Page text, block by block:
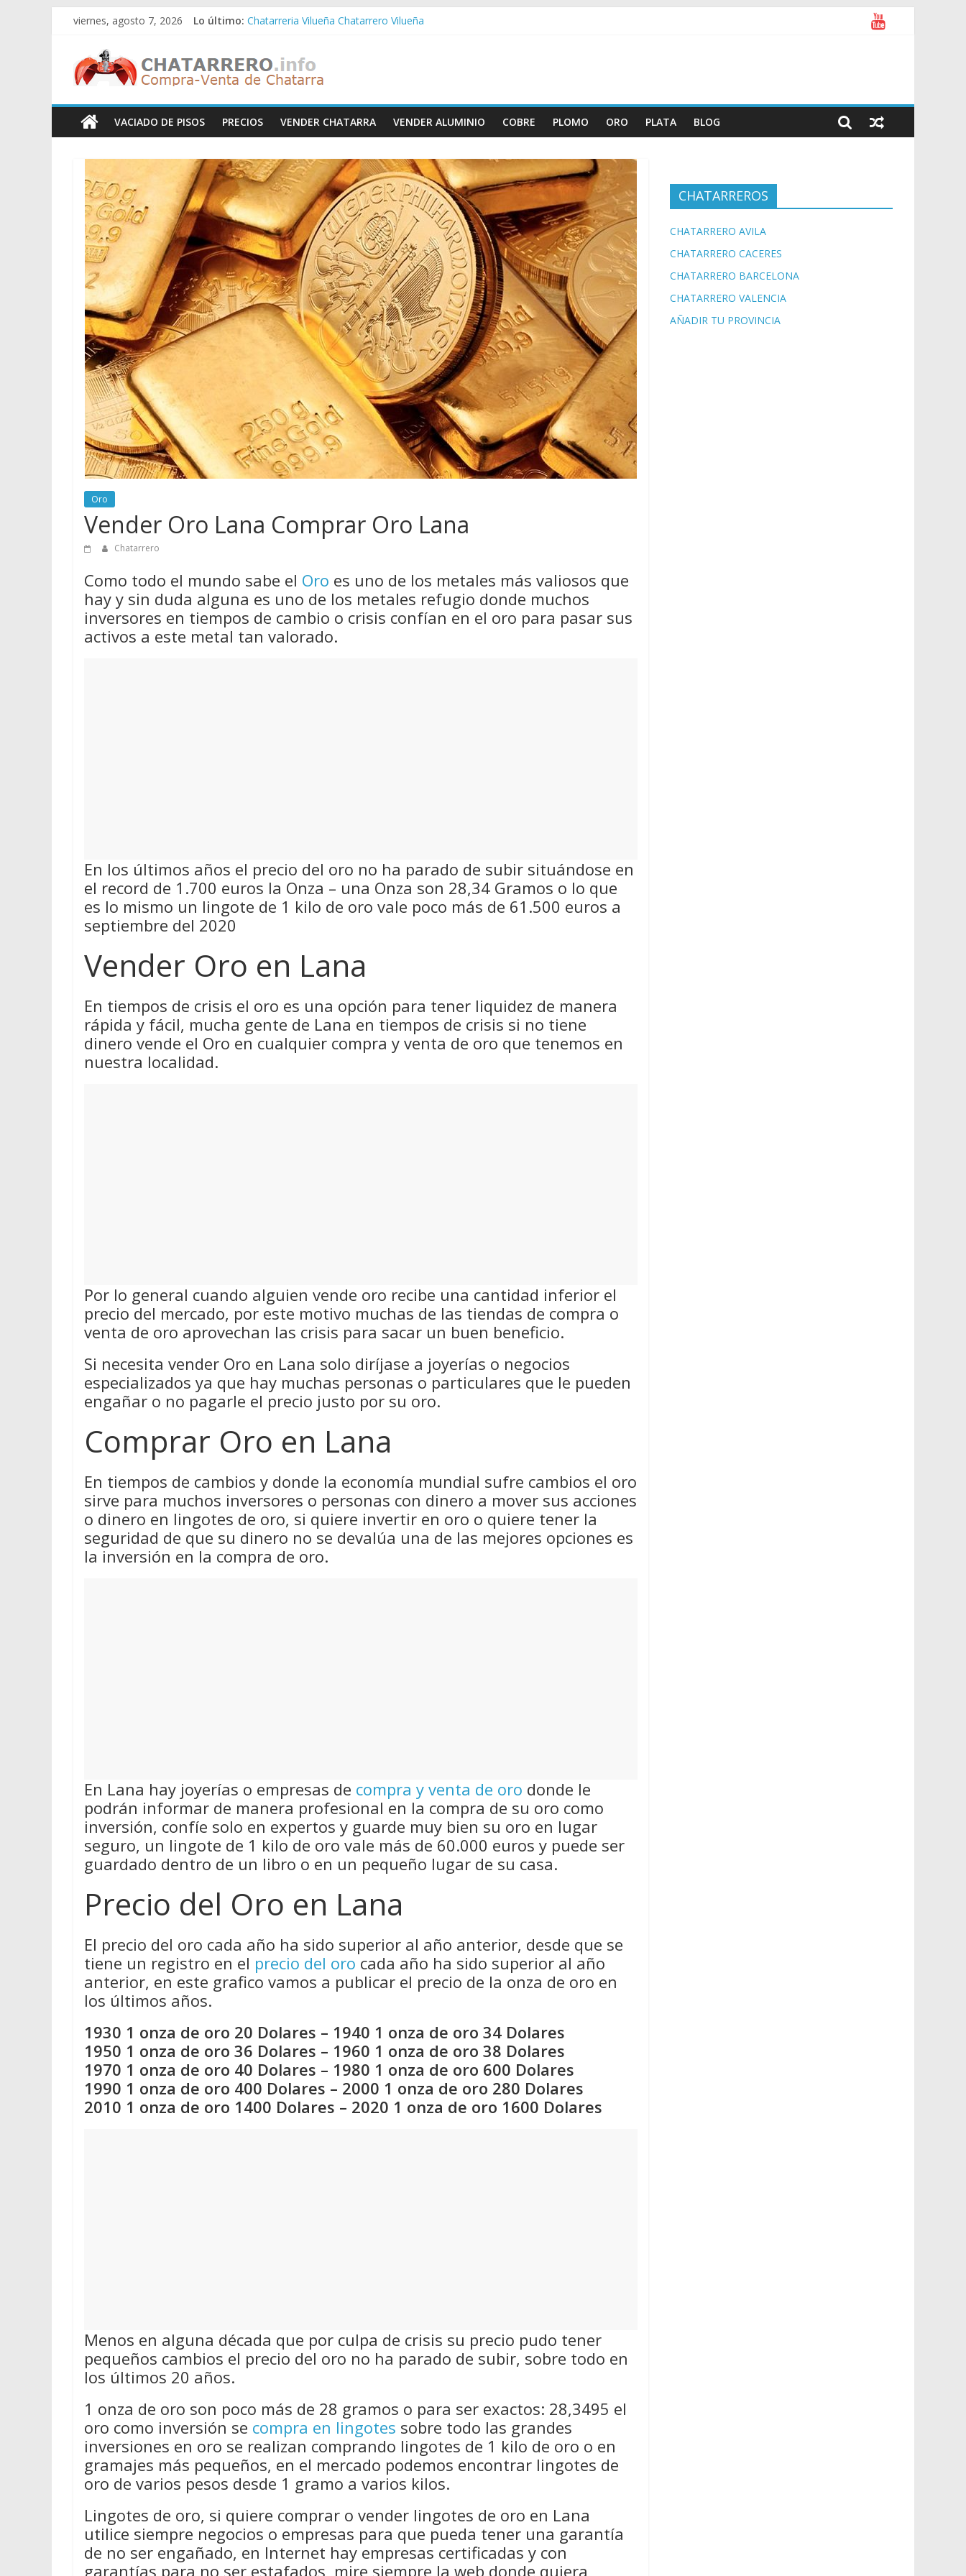
Saltar
contenido
viernes, agosto 7, 2026 Lo último: Chatarreria Vilueña Chatarrero Vilueña
Chatarreria Zaida Chatarrero Zaida
Chatarreria Vistabella Chatarrero Vistabella
Chatarreros
–
Precio
de
Chatarra
Directorio
de
Chatarreros
para
vender
Chatarra
VACIADO DE PISOS PRECIOS VENDER CHATARRA VENDER ALUMINIO COBRE PLOMO ORO PLATA BLOG
Oro
Vender Oro Lana Comprar Oro Lana
Chatarrero
Como todo el mundo sabe el Oro es uno de los metales más valiosos que
hay y sin duda alguna es uno de los metales refugio donde muchos
inversores en tiempos de cambio o crisis confían en el oro para pasar sus
activos a este metal tan valorado.
En los últimos años el precio del oro no ha parado de subir situándose en
el record de 1.700 euros la Onza – una Onza son 28,34 Gramos o lo que
es lo mismo un lingote de 1 kilo de oro vale poco más de 61.500 euros a
septiembre del 2020
Vender Oro en Lana
En tiempos de crisis el oro es una opción para tener liquidez de manera
rápida y fácil, mucha gente de Lana en tiempos de crisis si no tiene
dinero vende el Oro en cualquier compra y venta de oro que tenemos en
nuestra localidad.
Por lo general cuando alguien vende oro recibe una cantidad inferior el
precio del mercado, por este motivo muchas de las tiendas de compra o
venta de oro aprovechan las crisis para sacar un buen beneficio.
Si necesita vender Oro en Lana solo diríjase a joyerías o negocios
especializados ya que hay muchas personas o particulares que le pueden
engañar o no pagarle el precio justo por su oro.
Comprar Oro en Lana
En tiempos de cambios y donde la economía mundial sufre cambios el oro
sirve para muchos inversores o personas con dinero a mover sus acciones
o dinero en lingotes de oro, si quiere invertir en oro o quiere tener la
seguridad de que su dinero no se devalúa una de las mejores opciones es
la inversión en la compra de oro.
En Lana hay joyerías o empresas de compra y venta de oro donde le
podrán informar de manera profesional en la compra de su oro como
inversión, confíe solo en expertos y guarde muy bien su oro en lugar
seguro, un lingote de 1 kilo de oro vale más de 60.000 euros y puede ser
guardado dentro de un libro o en un pequeño lugar de su casa.
Precio del Oro en Lana
El precio del oro cada año ha sido superior al año anterior, desde que se
tiene un registro en el precio del oro cada año ha sido superior al año
anterior, en este grafico vamos a publicar el precio de la onza de oro en
los últimos años.
1930 1 onza de oro 20 Dolares – 1940 1 onza de oro 34 Dolares
1950 1 onza de oro 36 Dolares – 1960 1 onza de oro 38 Dolares
1970 1 onza de oro 40 Dolares – 1980 1 onza de oro 600 Dolares
1990 1 onza de oro 400 Dolares – 2000 1 onza de oro 280 Dolares
2010 1 onza de oro 1400 Dolares – 2020 1 onza de oro 1600 Dolares
Menos en alguna década que por culpa de crisis su precio pudo tener
pequeños cambios el precio del oro no ha parado de subir, sobre todo en
los últimos 20 años.
1 onza de oro son poco más de 28 gramos o para ser exactos: 28,3495 el
oro como inversión se compra en lingotes sobre todo las grandes
inversiones en oro se realizan comprando lingotes de 1 kilo de oro o en
gramajes más pequeños, en el mercado podemos encontrar lingotes de
oro de varios pesos desde 1 gramo a varios kilos.
Lingotes de oro, si quiere comprar o vender lingotes de oro en Lana
utilice siempre negocios o empresas para que pueda tener una garantía
de no ser engañado, en Internet hay empresas certificadas y con
garantías para no ser estafados, mire siempre la web donde quiera
CHATARREROS
CHATARRERO AVILA
CHATARRERO CACERES
CHATARRERO BARCELONA
CHATARRERO VALENCIA
AÑADIR TU PROVINCIA